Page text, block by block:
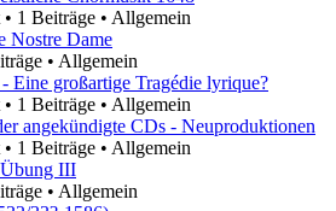
• 1 Beiträge • Allgemein
Nostre Dame
• Allgemein
Eine großartige Tragédie lyrique?
• 1 Beiträge • Allgemein
angekündigte CDs - Neuproduktionen
• 1 Beiträge • Allgemein
III
• Allgemein